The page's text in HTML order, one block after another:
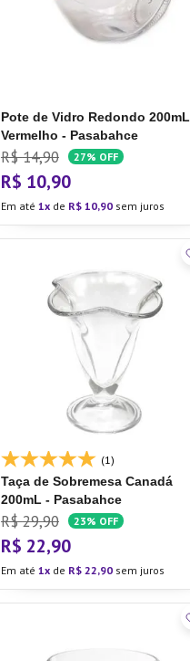
Pote de Vidro Redondo 200mL
Vermelho - Pasabahce
R$ 14,90 27% OFF
R$ 10,90
Em até 1 de R$ 10,90sem juros
(1)
Taça de Sobremesa Canadá
200mL - Pasabahce
R$ 29,90 23% OFF
R$ 22,90
Em até 1 de R$ 22,90sem juros